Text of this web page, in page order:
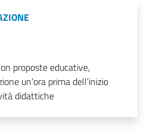
proposte educative,
un’ora prima dell’inizio
didattiche